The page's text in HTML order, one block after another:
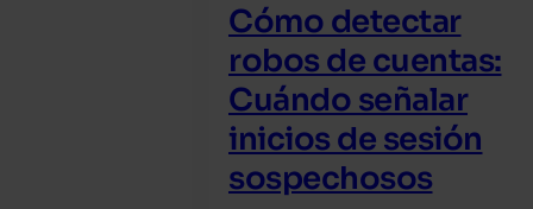
Cómo detectar
robos de cuentas:
Cuándo señalar
inicios de sesión
sospechosos